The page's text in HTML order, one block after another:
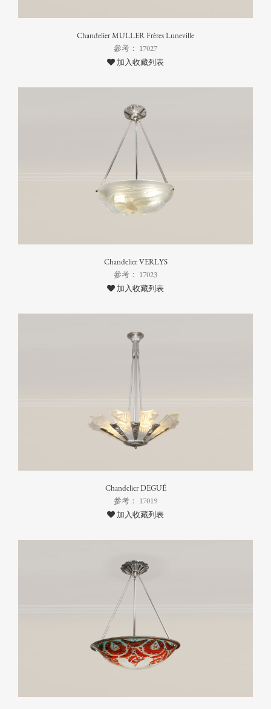
Chandelier MULLER Frères Luneville
參考： 17027
加入收藏列表
Chandelier VERLYS
參考： 17023
加入收藏列表
Chandelier DEGUÉ
參考： 17019
加入收藏列表